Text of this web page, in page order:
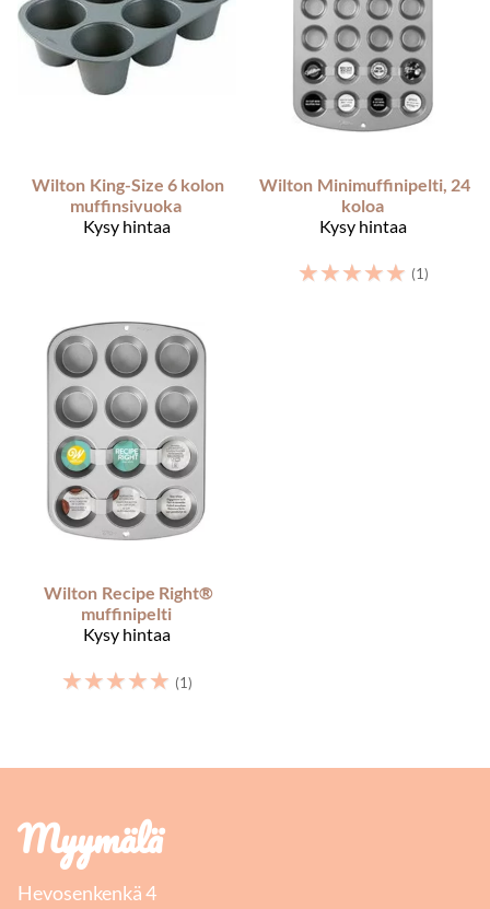
Wilton King-Size 6 kolon
muffinsivuoka
Kysy hintaa
Wilton Minimuffinipelti, 24
koloa
Kysy hintaa
☆☆☆☆☆ (1)
Wilton Recipe Right®
muffinipelti
Kysy hintaa
☆☆☆☆☆ (1)
Myymälä
Hevosenkenkä 4